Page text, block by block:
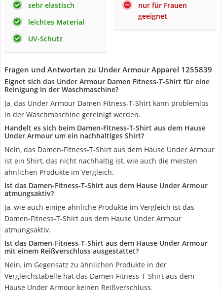
sehr elastisch
leichtes Material
UV-Schutz
nur für Frauen
geeignet
Fragen und Antworten zu Under Armour Apparel 1255839
Eignet sich das Under Armour Damen Fitness-T-Shirt für eine
Reinigung in der Waschmaschine?
Ja, das Under Armour Damen Fitness-T-Shirt kann problemlos
in der Waschmaschine gereinigt werden.
Handelt es sich beim Damen-Fitness-T-Shirt aus dem Hause
Under Armour um ein nachhaltiges Shirt?
Nein, das Damen-Fitness-T-Shirt aus dem Hause Under Armour
ist ein Shirt, das nicht nachhaltig ist, wie auch die meisten
ähnlichen Produkte im Vergleich.
Ist das Damen-Fitness-T-Shirt aus dem Hause Under Armour
atmungsaktiv?
Ja, wie auch einige ähnliche Produkte im Vergleich ist das
Damen-Fitness-T-Shirt aus dem Hause Under Armour
atmungsaktiv.
Ist das Damen-Fitness-T-Shirt aus dem Hause Under Armour
mit einem Reißverschluss ausgestattet?
Nein, im Gegensatz zu ähnlichen Produkte in der
Vergleichstabelle hat das Damen-Fitness-T-Shirt aus dem
Hause Under Armour keinen Reißverschluss.